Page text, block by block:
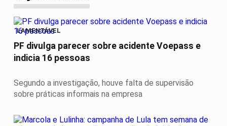
LAMENTÁVEL
PF divulga parecer sobre acidente Voepass e
indicia 16 pessoas
Segundo a investigação, houve falta de supervisão
sobre práticas informais na empresa